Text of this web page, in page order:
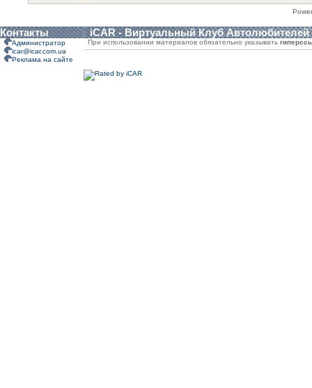
Контакты iCAR - Виртуальный Клуб Автолюбителей
Администратор
icar@icar.com.ua
Реклама на сайте
При использовании материалов обязательно указывать